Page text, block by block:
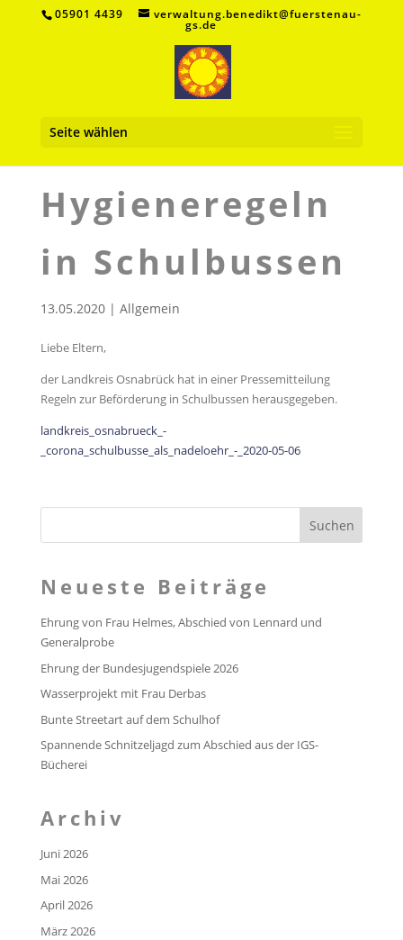
05901 4439 verwaltung.benedikt@fuerstenau-
gs.de
Seite wählen
Hygieneregeln
in Schulbussen
13.05.2020| Allgemein
Liebe Eltern,
der Landkreis Osnabrück hat in einer Pressemitteilung
Regeln zur Beförderung in Schulbussen herausgegeben.
landkreis_osnabrueck_-
_corona_schulbusse_als_nadeloehr_-_2020-05-06
Neueste Beiträge
Ehrung von Frau Helmes, Abschied von Lennard und
Generalprobe
Ehrung der Bundesjugendspiele 2026
Wasserprojekt mit Frau Derbas
Bunte Streetart auf dem Schulhof
Spannende Schnitzeljagd zum Abschied aus der IGS-
Bücherei
Archiv
Juni 2026
Mai 2026
April 2026
März 2026